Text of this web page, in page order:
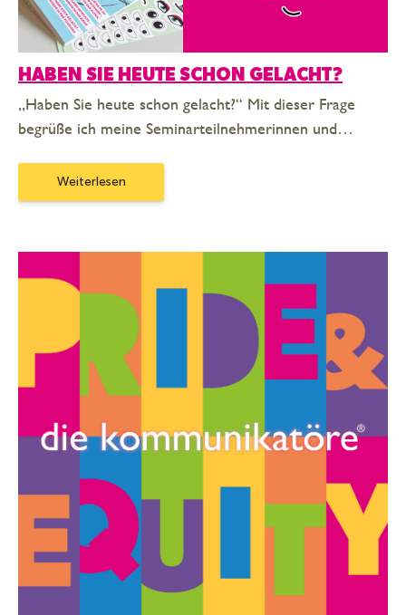
HABEN SIE HEUTE SCHON GELACHT?
„Haben Sie heute schon gelacht?“ Mit dieser Frage
begrüße ich meine Seminarteilnehmerinnen und…
Weiterlesen